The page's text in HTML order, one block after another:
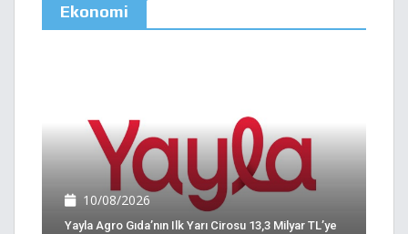
Ekonomi
10/08/2026
Yayla Agro Gıda’nın Ilk Yarı Cirosu 13,3 Milyar TL’ye